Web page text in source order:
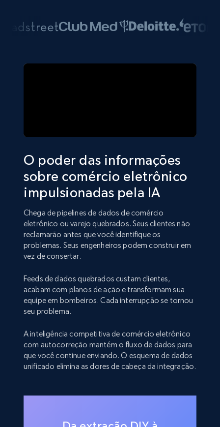
O poder das informações
sobre comércio eletrônico
impulsionadas pela IA
Chega de pipelines de dados de comércio
eletrônico ou varejo quebrados. Seus clientes não
reclamarão antes que você identifique os
problemas. Seus engenheiros podem construir em
vez de consertar.
Feeds de dados quebrados custam clientes,
acabam com planos de ação e transformam sua
equipe em bombeiros. Cada interrupção se tornou
seu problema.
A inteligência competitiva de comércio eletrônico
com autocorreção mantém o fluxo de dados para
que você continue enviando. O esquema de dados
unificado elimina as dores de cabeça da integração.